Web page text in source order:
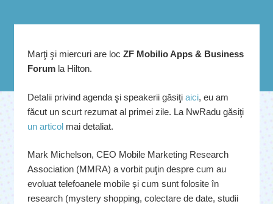
Marţi şi miercuri are loc ZF Mobilio Apps & Business
Forum la Hilton.
Detalii privind agenda şi speakerii găsiţi aici, eu am
făcut un scurt rezumat al primei zile. La NwRadu găsiţi
un articol mai detaliat.
Mark Michelson, CEO Mobile Marketing Research
Association (MMRA) a vorbit puţin despre cum au
evoluat telefoanele mobile şi cum sunt folosite în
research (mystery shopping, colectare de date, studii